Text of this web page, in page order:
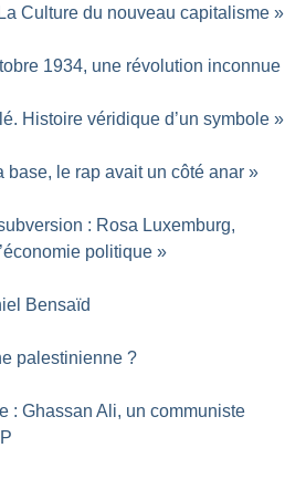
La Culture du nouveau capitalisme »
1934, une révolution inconnue
Histoire véridique d’un symbole »
base, le rap avait un côté anar »
: Rosa Luxemburg,
politique »
Bensaïd
palestinienne ?
: Ghassan Ali, un communiste